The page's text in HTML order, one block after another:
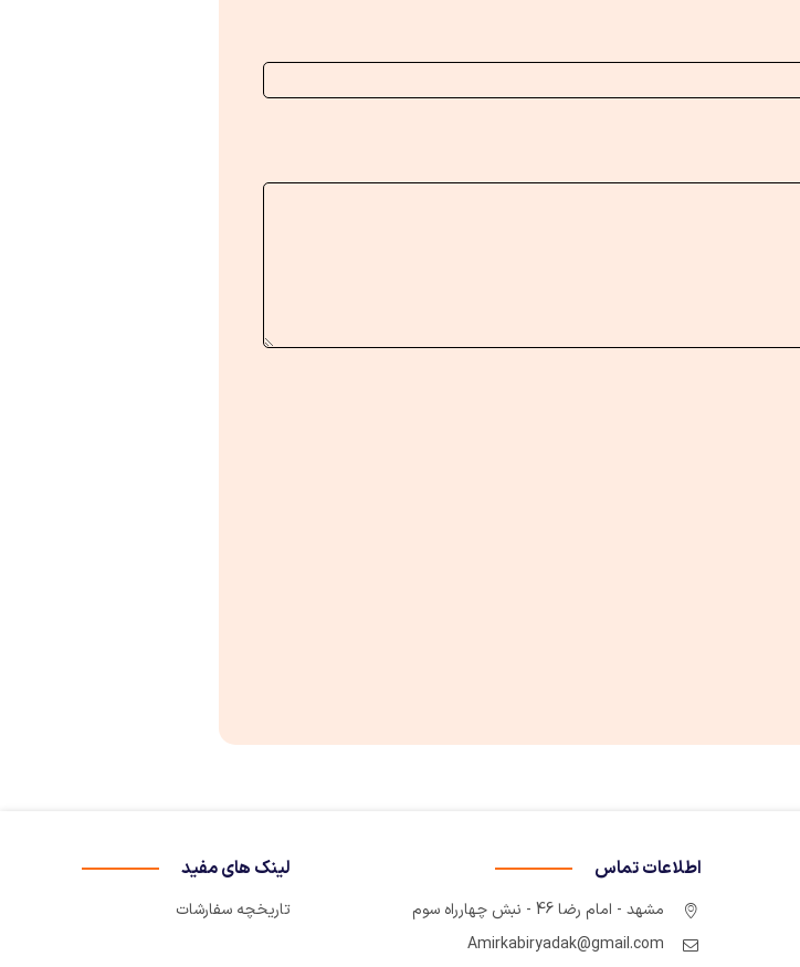
اطلاعات تماس
مشهد - امام رضا 46 - نبش چهارراه سوم
Amirkabiryadak@gmail.com
لینک های مفید
تاریخچه سفارشات